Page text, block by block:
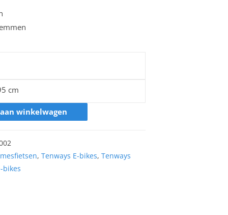
cm
winkelwagen
, Tenways E-bikes, Tenways
bikes